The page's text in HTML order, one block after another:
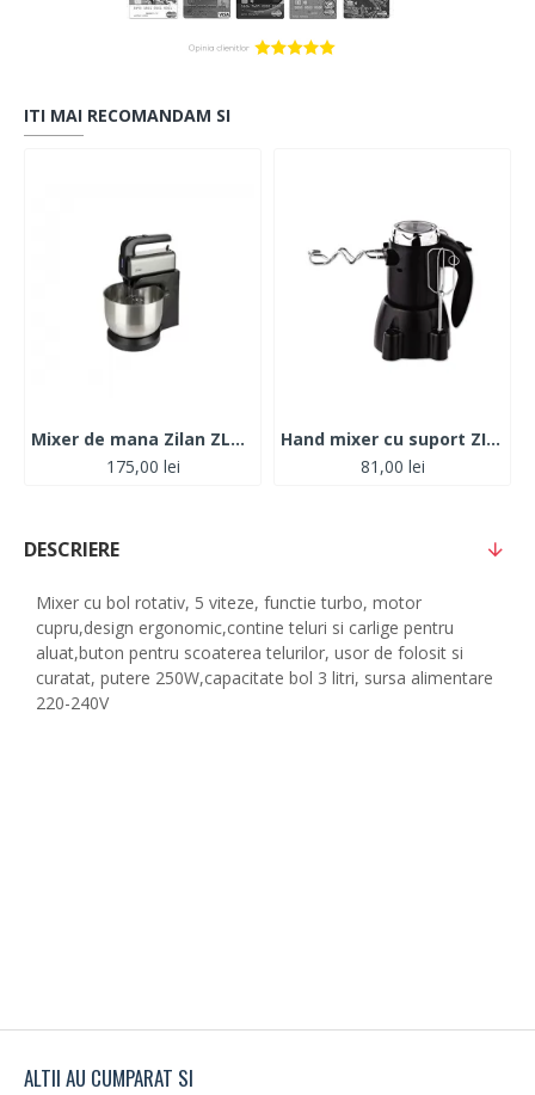
ITI MAI RECOMANDAM SI
Mixer de mana Zilan ZLN2952 cu bol rotativ din inox 3.5L, 5 trepte de viteza + turbo, Putere 500W
175,00 lei
Hand mixer cu suport ZILAN 300W
81,00 lei
DESCRIERE
Mixer cu bol rotativ, 5 viteze, functie turbo, motor
cupru,design ergonomic,contine teluri si carlige pentru
aluat,buton pentru scoaterea telurilor, usor de folosit si
curatat, putere 250W,capacitate bol 3 litri, sursa alimentare
220-240V
ALTII AU CUMPARAT SI